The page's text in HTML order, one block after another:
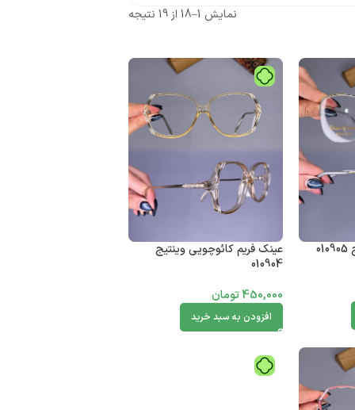
نمایش 1–18 از 19 نتیجه
عینک فریم کائوچویی وینتیج
010904
450,000تومان
افزودن به سبد خرید